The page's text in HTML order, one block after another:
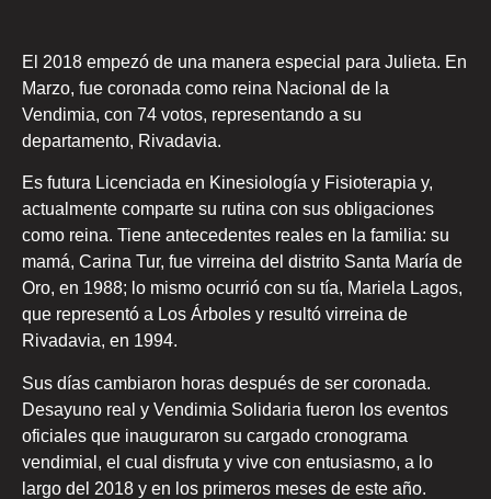
El 2018 empezó de una manera especial para Julieta. En
Marzo, fue coronada como reina Nacional de la
Vendimia, con 74 votos, representando a su
departamento, Rivadavia.
Es futura Licenciada en Kinesiología y Fisioterapia y,
actualmente comparte su rutina con sus obligaciones
como reina. Tiene antecedentes reales en la familia: su
mamá, Carina Tur, fue virreina del distrito Santa María de
Oro, en 1988; lo mismo ocurrió con su tía, Mariela Lagos,
que representó a Los Árboles y resultó virreina de
Rivadavia, en 1994.
Sus días cambiaron horas después de ser coronada.
Desayuno real y Vendimia Solidaria fueron los eventos
oficiales que inauguraron su cargado cronograma
vendimial, el cual disfruta y vive con entusiasmo, a lo
largo del 2018 y en los primeros meses de este año.